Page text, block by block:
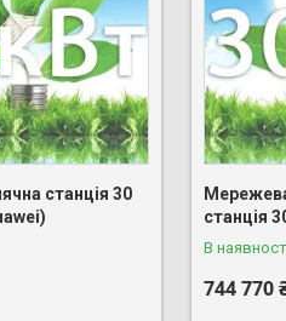
станція 30
станція
В
744 770